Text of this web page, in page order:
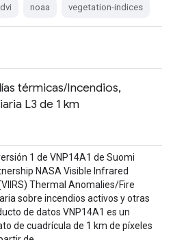
noaa vegetation-indices
térmicas/Incendios,
L3 de 1 km
1 de VNP14A1 de Suomi
NASA Visible Infrared
Thermal Anomalies/Fire
sobre incendios activos y otras
de datos VNP14A1 es un
de cuadrícula de 1 km de píxeles